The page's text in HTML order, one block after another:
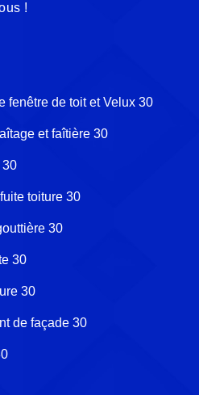
!
fenêtre de toit et Velux 30
et faîtière 30
30
toiture 30
30
30
30
de façade 30